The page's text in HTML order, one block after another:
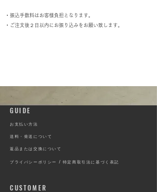
・ 振込手数料はお客様負担となります。
・ ご注文後２日以内にお振り込みをお願い致します。
​GUIDE
​お支払い方法
​送料・発送について
返品または交換について
プライバシーポリシー / 特定商取引法に基づく表記
​CUSTOMER